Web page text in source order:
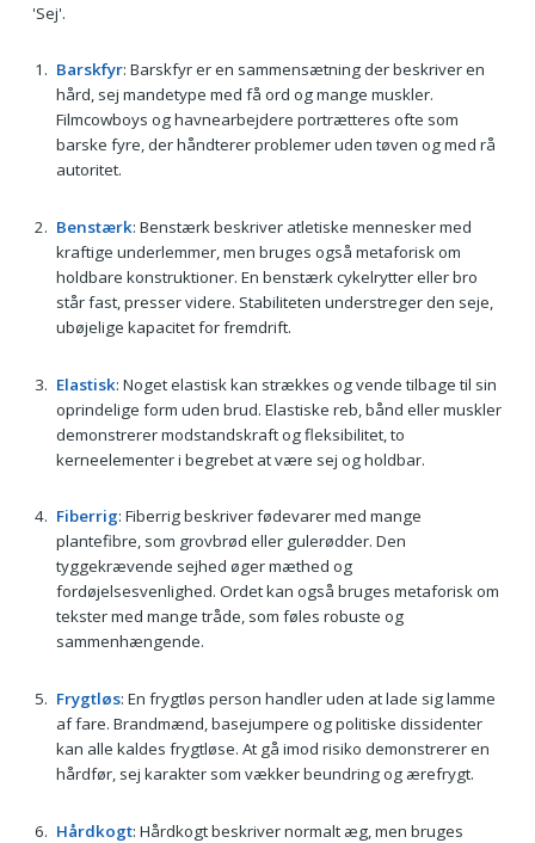
'Sej'.
Barskfyr: Barskfyr er en sammensætning der beskriver en
hård, sej mandetype med få ord og mange muskler.
Filmcowboys og havnearbejdere portrætteres ofte som
barske fyre, der håndterer problemer uden tøven og med rå
autoritet.
Benstærk: Benstærk beskriver atletiske mennesker med
kraftige underlemmer, men bruges også metaforisk om
holdbare konstruktioner. En benstærk cykelrytter eller bro
står fast, presser videre. Stabiliteten understreger den seje,
ubøjelige kapacitet for fremdrift.
Elastisk: Noget elastisk kan strækkes og vende tilbage til sin
oprindelige form uden brud. Elastiske reb, bånd eller muskler
demonstrerer modstandskraft og fleksibilitet, to
kerneelementer i begrebet at være sej og holdbar.
Fiberrig: Fiberrig beskriver fødevarer med mange
plantefibre, som grovbrød eller gulerødder. Den
tyggekrævende sejhed øger mæthed og
fordøjelsesvenlighed. Ordet kan også bruges metaforisk om
tekster med mange tråde, som føles robuste og
sammenhængende.
Frygtløs: En frygtløs person handler uden at lade sig lamme
af fare. Brandmænd, basejumpere og politiske dissidenter
kan alle kaldes frygtløse. At gå imod risiko demonstrerer en
hårdfør, sej karakter som vækker beundring og ærefrygt.
Hårdkogt: Hårdkogt beskriver normalt æg, men bruges